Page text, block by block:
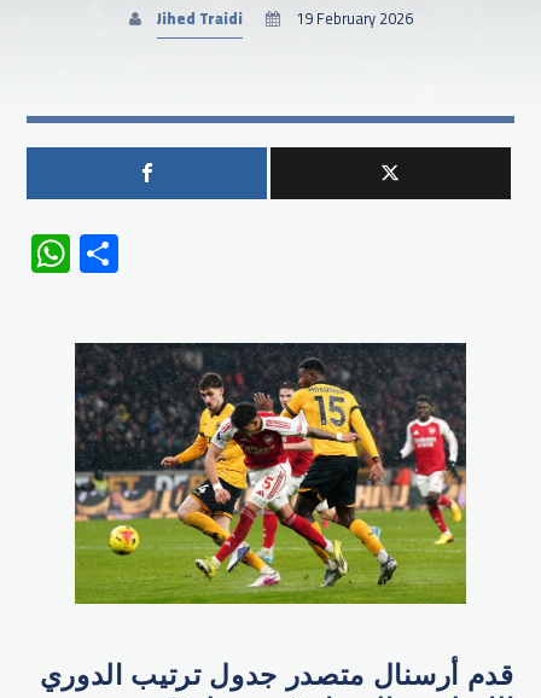
Jihed Traidi 19 February 2026
WhatsApp
قدم أرسنال متصدر جدول ترتيب الدوري